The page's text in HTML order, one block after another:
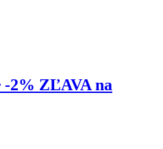
2% ZĽAVA na